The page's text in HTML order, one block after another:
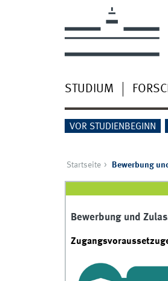
STUDIUM
VOR STUDIENBEGINN
Startseite Bewerbung
Bewerbung und